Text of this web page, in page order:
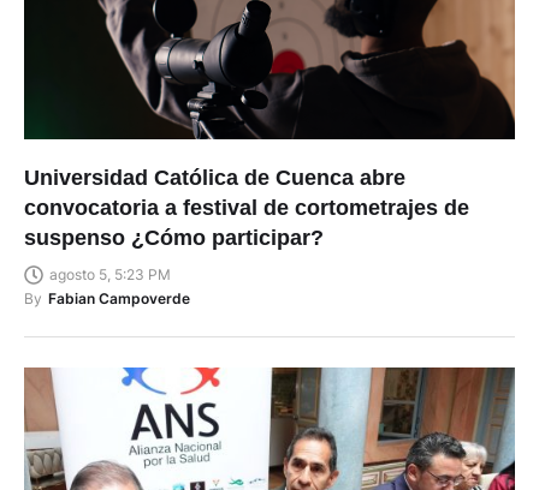
Universidad Católica de Cuenca abre
convocatoria a festival de cortometrajes de
suspenso ¿Cómo participar?
agosto 5, 5:23 PM
By Fabian Campoverde